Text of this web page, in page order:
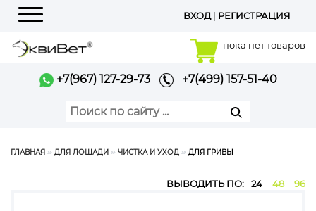
Меню
ВХОД| РЕГИСТРАЦИЯ
пока нет товаров
+7(967) 127-29-73 +7(499) 157-51-40
ГЛАВНАЯ ДЛЯ ЛОШАДИ ЧИСТКА И УХОД ДЛЯ ГРИВЫ
ВЫВОДИТЬ ПО: 24 48 96